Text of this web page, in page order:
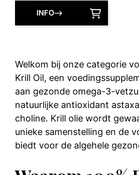
€227,40.
INFO
Welkom bij onze categorie
Krill Oil, een
aan gezonde omega-3-
natuurlijke antioxidant
choline. Krill olie wordt
unieke samenstelling en de
biedt voor de algehele